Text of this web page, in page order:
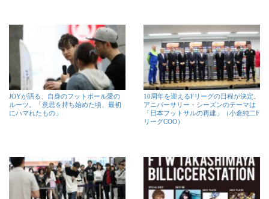
JOYが語る、自身のフットボール愛の
ルーツ。「意思を持ち始めた頃、最初
にハマれたもの」
10周年を迎えるFリーグの日程が決定。
アニバーサリー・シーズンのテーマは
「日本フットサルの再建」（小倉純二F
リーグCOO）